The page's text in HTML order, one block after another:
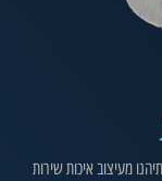
מעיצוב איכות שירות